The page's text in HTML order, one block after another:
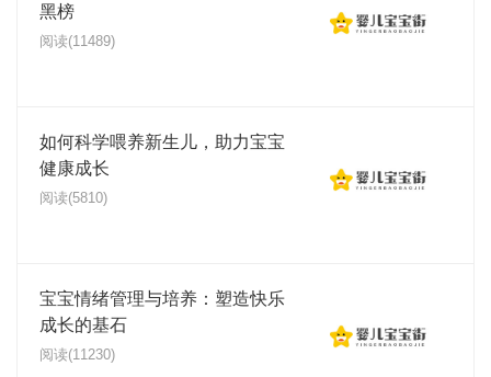
黑榜
阅读(11489)
如何科学喂养新生儿，助力宝宝
健康成长
阅读(5810)
宝宝情绪管理与培养：塑造快乐
成长的基石
阅读(11230)